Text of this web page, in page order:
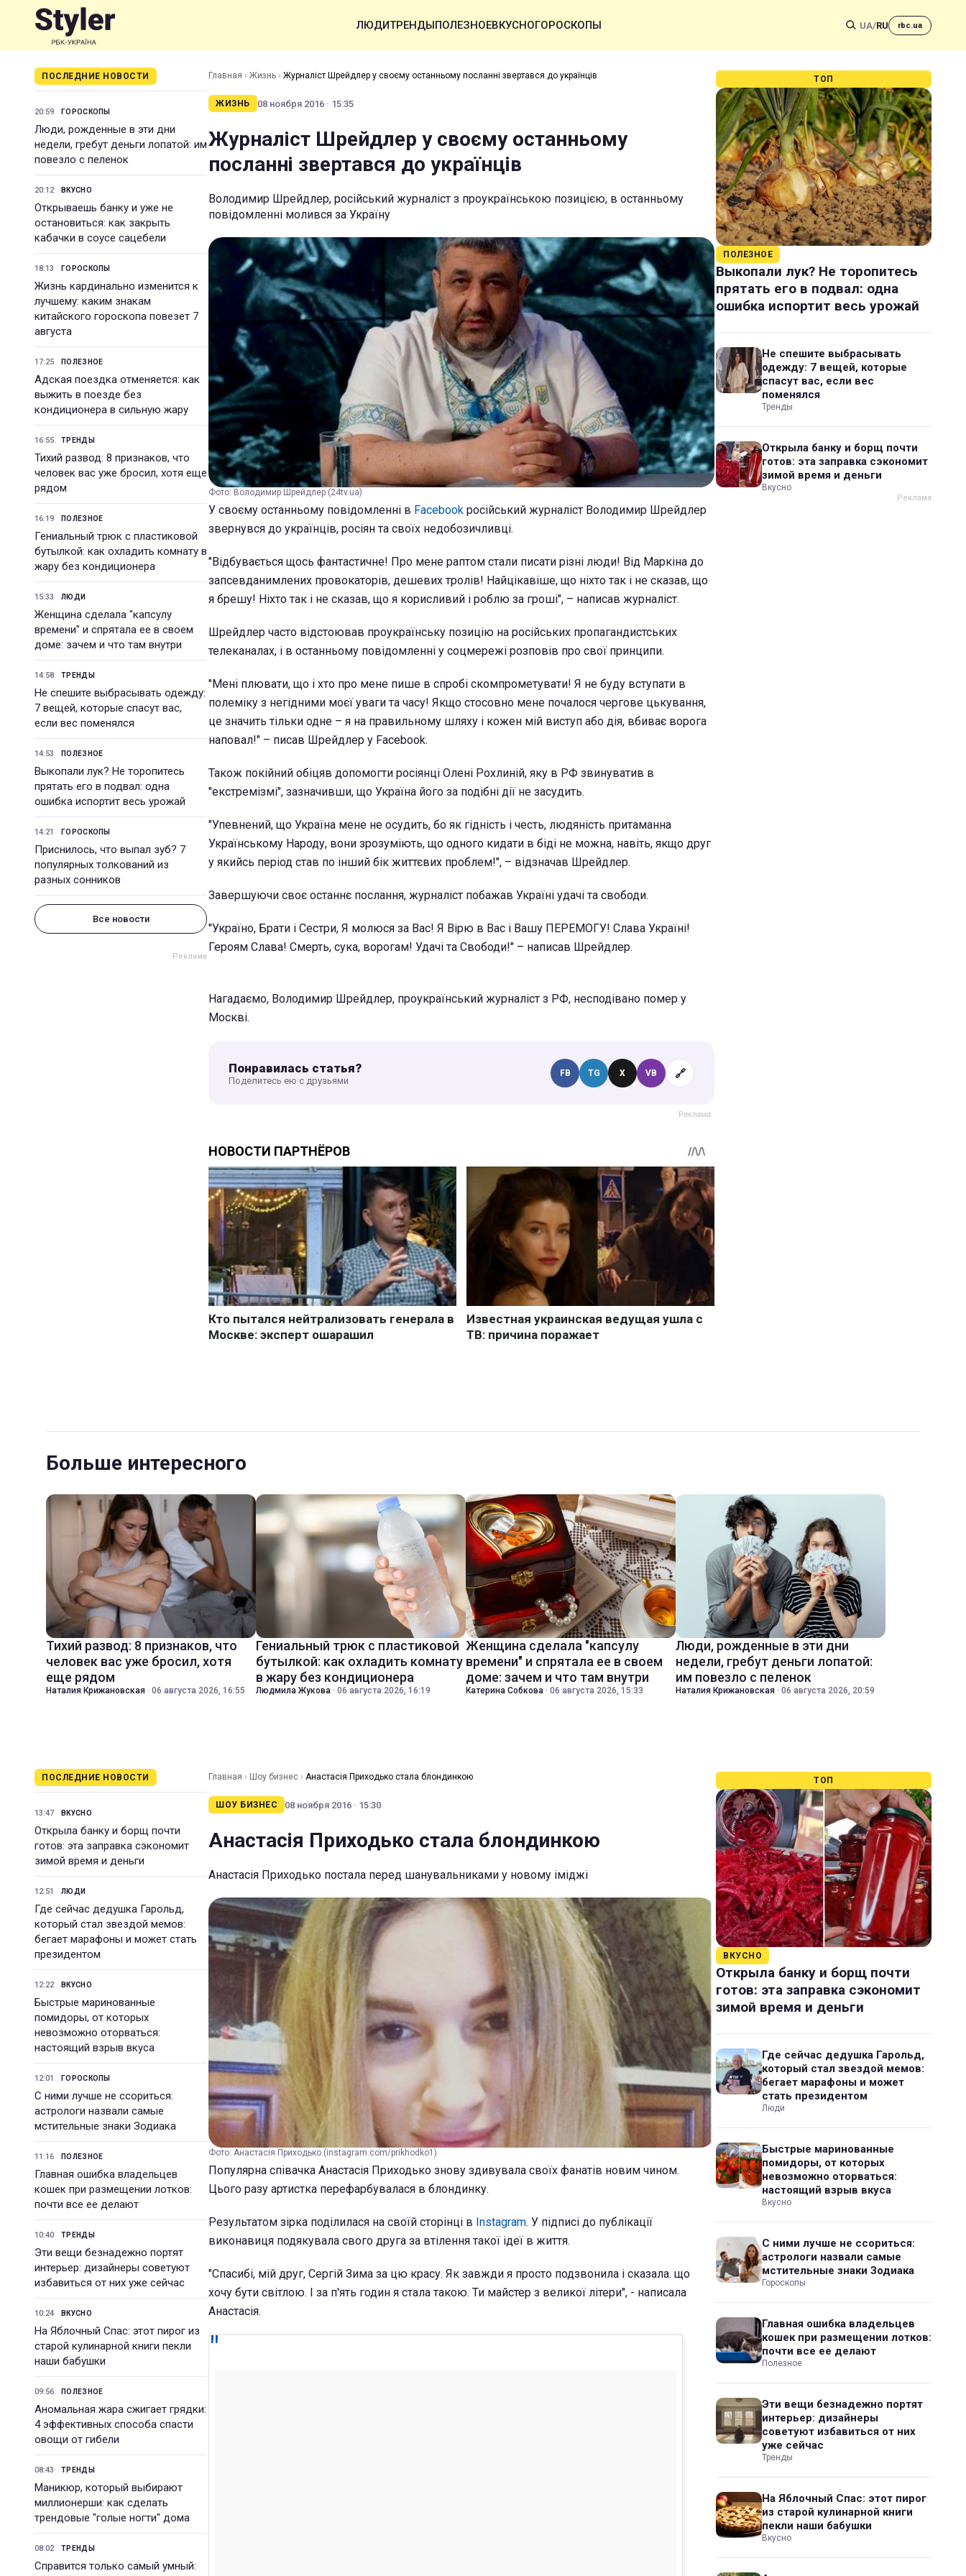
ЛЮДИТРЕНДЫПОЛЕЗНОЕВКУСНОГОРОСКОПЫ UA/RU rbc.ua
ПОСЛЕДНИЕ НОВОСТИ
20:59 ГОРОСКОПЫ
Люди, рожденные в эти дни
недели, гребут деньги лопатой: им
повезло с пеленок
20:12 ВКУСНО
Открываешь банку и уже не
остановиться: как закрыть
кабачки в соусе сацебели
18:13 ГОРОСКОПЫ
Жизнь кардинально изменится к
лучшему: каким знакам
китайского гороскопа повезет 7
августа
17:25 ПОЛЕЗНОЕ
Адская поездка отменяется: как
выжить в поезде без
кондиционера в сильную жару
16:55 ТРЕНДЫ
Тихий развод: 8 признаков, что
человек вас уже бросил, хотя еще
рядом
16:19 ПОЛЕЗНОЕ
Гениальный трюк с пластиковой
бутылкой: как охладить комнату в
жару без кондиционера
15:33 ЛЮДИ
Женщина сделала "капсулу
времени" и спрятала ее в своем
доме: зачем и что там внутри
14:58 ТРЕНДЫ
Не спешите выбрасывать одежду:
7 вещей, которые спасут вас,
если вес поменялся
14:53 ПОЛЕЗНОЕ
Выкопали лук? Не торопитесь
прятать его в подвал: одна
ошибка испортит весь урожай
14:21 ГОРОСКОПЫ
Приснилось, что выпал зуб? 7
популярных толкований из
разных сонников
Все новости
Главная › Жизнь › Журналіст Шрейдлер у своєму останньому посланні звертався до українців
ЖИЗНЬ 08 ноября 2016 · 15:35
Журналіст Шрейдлер у своєму останньому
посланні звертався до українців
Володимир Шрейдлер, російський журналіст з проукраїнською позицією, в останньому
повідомленні молився за Україну
Фото: Володимир Шрейдлер (24tv.ua)
У своєму останньому повідомленні в Facebook російський журналіст Володимир Шрейдлер
звернувся до українців, росіян та своїх недобозичливці.
"Відбувається щось фантастичне! Про мене раптом стали писати різні люди! Від Маркіна до
запсевданимлених провокаторів, дешевих тролів! Найцікавіше, що ніхто так і не сказав, що
я брешу! Ніхто так і не сказав, що я корисливий і роблю за гроші", – написав журналіст.
Шрейдлер часто відстоював проукраїнську позицію на російських пропагандистських
телеканалах, і в останньому повідомленні у соцмережі розповів про свої принципи.
"Мені плювати, що і хто про мене пише в спробі скомпрометувати! Я не буду вступати в
полеміку з негідними моєї уваги та часу! Якщо стосовно мене почалося чергове цькування,
це значить тільки одне – я на правильному шляху і кожен мій виступ або дія, вбиває ворога
наповал!" – писав Шрейдлер у Facebook.
Також покійний обіцяв допомогти росіянці Олені Рохлиній, яку в РФ звинуватив в
"екстремізмі", зазначивши, що Україна його за подібні дії не засудить.
"Упевнений, що Україна мене не осудить, бо як гідність і честь, людяність притаманна
Українському Народу, вони зрозуміють, що одного кидати в біді не можна, навіть, якщо друг
у якийсь період став по інший бік життєвих проблем!", – відзначав Шрейдлер.
Завершуючи своє останнє послання, журналіст побажав Україні удачі та свободи.
"Україно, Брати і Сестри, Я молюся за Вас! Я Вірю в Вас і Вашу ПЕРЕМОГУ! Слава Україні!
Героям Слава! Смерть, сука, ворогам! Удачі та Свободи!" – написав Шрейдлер.
Нагадаємо, Володимир Шрейдлер, проукраїнський журналіст з РФ, несподівано помер у
Москві.
Понравилась статья?
Поделитесь ею с друзьями
FB TG X VB 🔗
ТОП
ПОЛЕЗНОЕ
Выкопали лук? Не торопитесь
прятать его в подвал: одна
ошибка испортит весь урожай
Не спешите выбрасывать
одежду: 7 вещей, которые
спасут вас, если вес
поменялся
Тренды
Открыла банку и борщ почти
готов: эта заправка сэкономит
зимой время и деньги
Вкусно
Больше интересного
Тихий развод: 8 признаков, что
человек вас уже бросил, хотя
еще рядом
Наталия Крижановская · 06 августа 2026, 16:55
Гениальный трюк с пластиковой
бутылкой: как охладить комнату
в жару без кондиционера
Людмила Жукова · 06 августа 2026, 16:19
Женщина сделала "капсулу
времени" и спрятала ее в своем
доме: зачем и что там внутри
Катерина Собкова · 06 августа 2026, 15:33
Люди, рожденные в эти дни
недели, гребут деньги лопатой:
им повезло с пеленок
Наталия Крижановская · 06 августа 2026, 20:59
ПОСЛЕДНИЕ НОВОСТИ
13:47 ВКУСНО
Открыла банку и борщ почти
готов: эта заправка сэкономит
зимой время и деньги
12:51 ЛЮДИ
Где сейчас дедушка Гарольд,
который стал звездой мемов:
бегает марафоны и может стать
президентом
12:22 ВКУСНО
Быстрые маринованные
помидоры, от которых
невозможно оторваться:
настоящий взрыв вкуса
12:01 ГОРОСКОПЫ
С ними лучше не ссориться:
астрологи назвали самые
мстительные знаки Зодиака
11:16 ПОЛЕЗНОЕ
Главная ошибка владельцев
кошек при размещении лотков:
почти все ее делают
10:40 ТРЕНДЫ
Эти вещи безнадежно портят
интерьер: дизайнеры советуют
избавиться от них уже сейчас
10:24 ВКУСНО
На Яблочный Спас: этот пирог из
старой кулинарной книги пекли
наши бабушки
09:56 ПОЛЕЗНОЕ
Аномальная жара сжигает грядки:
4 эффективных способа спасти
овощи от гибели
08:43 ТРЕНДЫ
Маникюр, который выбирают
миллионерши: как сделать
трендовые "голые ногти" дома
08:02 ТРЕНДЫ
Справится только самый умный:
Главная › Шоу бизнес › Анастасія Приходько стала блондинкою
ШОУ БИЗНЕС 08 ноября 2016 · 15:30
Анастасія Приходько стала блондинкою
Анастасія Приходько постала перед шанувальниками у новому іміджі
Фото: Анастасія Приходько (instagram.com/prikhodko1)
Популярна співачка Анастасія Приходько знову здивувала своїх фанатів новим чином.
Цього разу артистка перефарбувалася в блондинку.
Результатом зірка поділилася на своїй сторінці в Instagram. У підписі до публікації
виконавиця подякувала свого друга за втілення такої ідеї в життя.
"Спасибі, мій друг, Сергій Зима за цю красу. Як завжди я просто подзвонила і сказала. що
хочу бути світлою. І за п'ять годин я стала такою. Ти майстер з великої літери", - написала
Анастасія.
ТОП
ВКУСНО
Открыла банку и борщ почти
готов: эта заправка сэкономит
зимой время и деньги
Где сейчас дедушка Гарольд,
который стал звездой мемов:
бегает марафоны и может
стать президентом
Люди
Быстрые маринованные
помидоры, от которых
невозможно оторваться:
настоящий взрыв вкуса
Вкусно
С ними лучше не ссориться:
астрологи назвали самые
мстительные знаки Зодиака
Гороскопы
Главная ошибка владельцев
кошек при размещении лотков:
почти все ее делают
Полезное
Эти вещи безнадежно портят
интерьер: дизайнеры
советуют избавиться от них
уже сейчас
Тренды
На Яблочный Спас: этот пирог
из старой кулинарной книги
пекли наши бабушки
Вкусно